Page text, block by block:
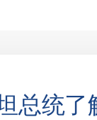
总统